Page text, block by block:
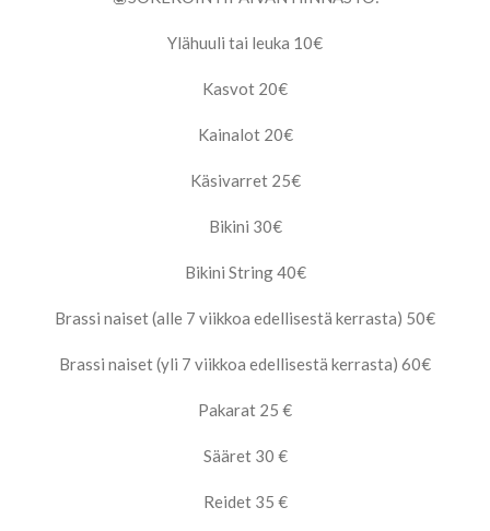
Ylähuuli tai leuka 10€
Kasvot 20€
Kainalot 20€
Käsivarret 25€
Bikini 30€
Bikini String 40€
Brassi naiset (alle 7 viikkoa edellisestä kerrasta) 50€
Brassi naiset (yli 7 viikkoa edellisestä kerrasta) 60€
Pakarat 25 €
Sääret 30 €
Reidet 35 €